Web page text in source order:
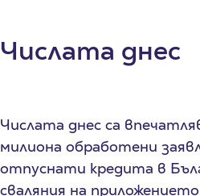
Числата днес
Числата днес са
милиона обработени
отпуснати кредита в
сваляния на